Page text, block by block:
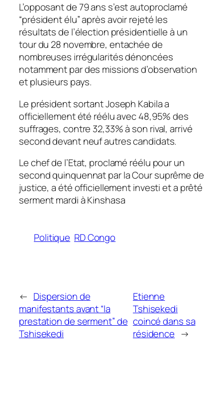
L’opposant de 79 ans s’est autoproclamé
“président élu” après avoir rejeté les
résultats de l’élection présidentielle à un
tour du 28 novembre, entachée de
nombreuses irrégularités dénoncées
notamment par des missions d’observation
et plusieurs pays.
Le président sortant Joseph Kabila a
officiellement été réélu avec 48,95% des
suffrages, contre 32,33% à son rival, arrivé
second devant neuf autres candidats.
Le chef de l’Etat, proclamé réélu pour un
second quinquennat par la Cour suprême de
justice, a été officiellement investi et a prêté
serment mardi à Kinshasa
Politique RD Congo
← Dispersion de
manifestants avant “la
prestation de serment” de
Tshisekedi
Etienne
Tshisekedi
coincé dans sa
résidence →